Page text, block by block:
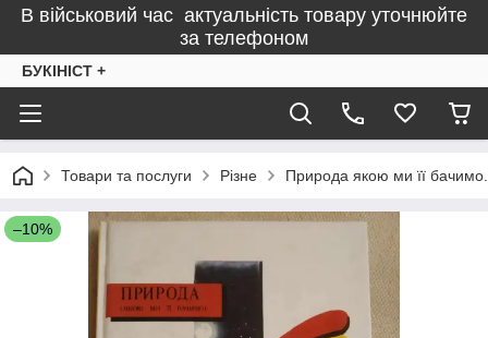
В військовий час актуальність товару уточнюйте
за телефоном
БУКІНІСТ +
Товари та послуги Різне Природа якою ми її
–10%